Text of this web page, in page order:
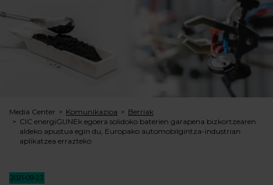
Media Center Komunikazioa
Berriak
CIC energiGUNEk egoera solidoko baterien garapena bizkortzearen
aldeko apustua egin du, Europako automobilgintza-industrian
aplikatzea errazteko
2021-09-23